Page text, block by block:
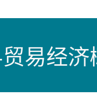
易经